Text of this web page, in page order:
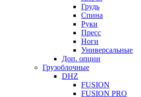
Грудь
Спина
Руки
Пресс
Ноги
Универсальные
Доп. опции
Грузоблочные
DHZ
FUSION
FUSION PRO